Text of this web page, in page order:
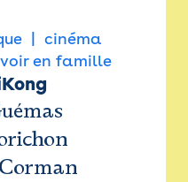
cinéma
en famille